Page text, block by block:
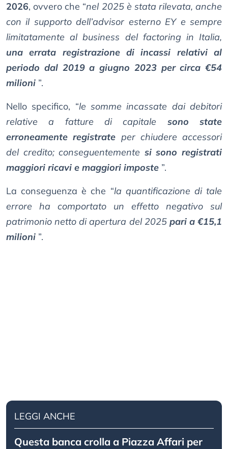
2026, ovvero che “nel 2025 è stata rilevata, anche
con il supporto dell’advisor esterno EY e sempre
limitatamente al business del factoring in Italia,
una errata registrazione di incassi relativi al
periodo dal 2019 a giugno 2023 per circa €54
milioni ”.
Nello specifico, “le somme incassate dai debitori
relative a fatture di capitale sono state
erroneamente registrate per chiudere accessori
del credito; conseguentemente si sono registrati
maggiori ricavi e maggiori imposte ”.
La conseguenza è che “la quantificazione di tale
errore ha comportato un effetto negativo sul
patrimonio netto di apertura del 2025 pari a €15,1
milioni ”.
LEGGI ANCHE
Questa banca crolla a Piazza Affari per